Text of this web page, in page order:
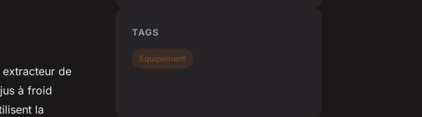
de
à froid
la
TAGS
Equipement